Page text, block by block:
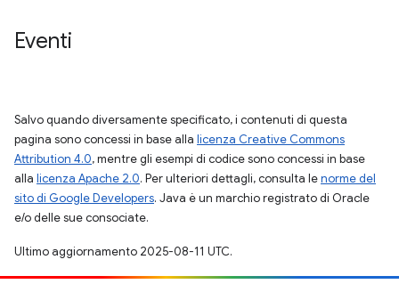
Eventi
Salvo quando diversamente specificato, i contenuti di questa
pagina sono concessi in base alla licenza Creative Commons
Attribution 4.0, mentre gli esempi di codice sono concessi in base
alla licenza Apache 2.0. Per ulteriori dettagli, consulta lenorme del
sito di Google Developers. Java è un marchio registrato di Oracle
e/o delle sue consociate.
Ultimo aggiornamento 2025-08-11 UTC.